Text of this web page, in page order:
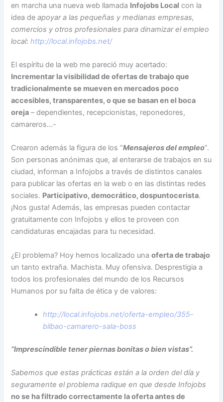
en marcha una nueva web llamada Infojobs Local con la
idea deapoyar a las pequeñas y medianas empresas,
comercios y otros profesionales para dinamizar el empleo
local:http://local.infojobs.net/
El espíritu de la web me pareció muy acertado:
Incrementar la visibilidad de ofertas de trabajo que
tradicionalmente se mueven en mercados poco
accesibles, transparentes, o que se basan en el boca
oreja – dependientes, recepcionistas, reponedores,
camareros…-
Crearon además la figura de los “Mensajeros del empleo”.
Son personas anónimas que, al enterarse de trabajos en su
ciudad, informan a Infojobs a través de distintos canales
para publicar las ofertas en la web o en las distintas redes
sociales. Participativo, democrático, dospuntocerista.
¡Nos gusta! Además, las empresas pueden contactar
gratuitamente con Infojobs y ellos te proveen con
candidaturas encajadas para tu necesidad.
¿El problema? Hoy hemos localizado unaoferta de trabajo
un tanto extraña. Machista. Muy ofensiva. Desprestigia a
todos los profesionales del mundo de los Recursos
Humanos por su falta de ética y de valores:
http://local.infojobs.net/oferta-empleo/355-
bilbao-camarero-sala-boss
“Imprescindible tener piernas bonitas o bien vistas”.
Sabemos que estas prácticas están a la orden del día y
seguramente el problema radique en que desde Infojobs
no se ha filtrado correctamente la oferta antes de